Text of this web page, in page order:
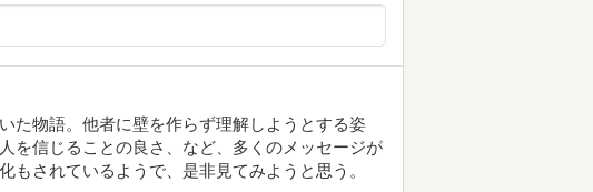
た物語。他者に壁を作らず理解しようとする姿
を信じることの良さ、など、多くのメッセージが
もされているようで、是非見てみようと思う。